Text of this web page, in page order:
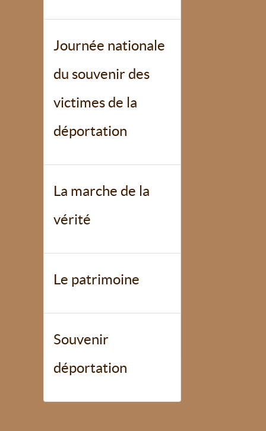
Journée nationale
du souvenir des
victimes de la
déportation
La marche de la
vérité
Le patrimoine
Souvenir
déportation